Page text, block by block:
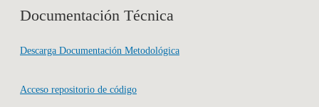
Documentación Técnica
Descarga Documentación Metodológica
Acceso repositorio de código